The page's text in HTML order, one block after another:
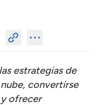
estrategias de
nube, convertirse
ofrecer